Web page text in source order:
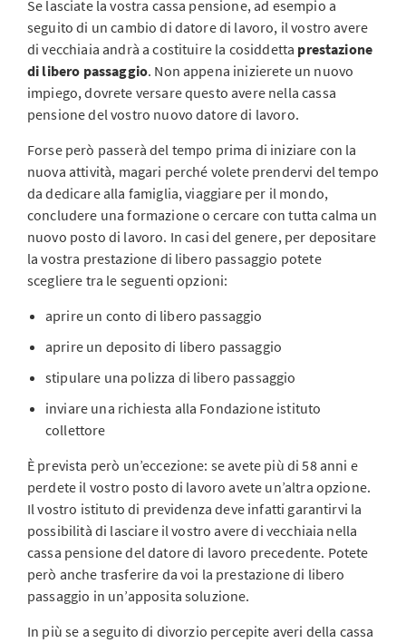
Se lasciate la vostra cassa pensione, ad esempio a
seguito di un cambio di datore di lavoro, il vostro avere
di vecchiaia andrà a costituire la cosiddetta prestazione
di libero passaggio. Non appena inizierete un nuovo
impiego, dovrete versare questo avere nella cassa
pensione del vostro nuovo datore di lavoro.
Forse però passerà del tempo prima di iniziare con la
nuova attività, magari perché volete prendervi del tempo
da dedicare alla famiglia, viaggiare per il mondo,
concludere una formazione o cercare con tutta calma un
nuovo posto di lavoro. In casi del genere, per depositare
la vostra prestazione di libero passaggio potete
scegliere tra le seguenti opzioni:
aprire un conto di libero passaggio
aprire un deposito di libero passaggio
stipulare una polizza di libero passaggio
inviare una richiesta alla Fondazione istituto
collettore
È prevista però un’eccezione: se avete più di 58 anni e
perdete il vostro posto di lavoro avete un’altra opzione.
Il vostro istituto di previdenza deve infatti garantirvi la
possibilità di lasciare il vostro avere di vecchiaia nella
cassa pensione del datore di lavoro precedente. Potete
però anche trasferire da voi la prestazione di libero
passaggio in un’apposita soluzione.
In più se a seguito di divorzio percepite averi della cassa